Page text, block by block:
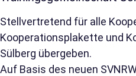
Stellvertretend für alle
Kooperationsplakette und
Sülberg übergeben.
Auf Basis des neuen